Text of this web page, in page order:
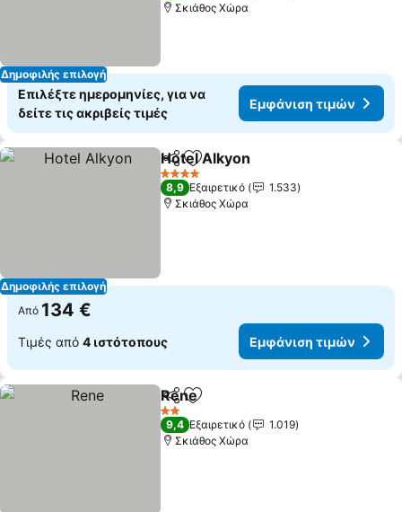
Δημοφιλής επιλογή
Σκιάθος Χώρα
Επιλέξτε ημερομηνίες, για να
δείτε τις ακριβείς τιμές
Εμφάνιση τιμών
Δημοφιλής επιλογή
Κοινοποίηση
Προσθήκη στα αγαπημένα
Hotel Alkyon
4 Αστέρια
8,9 Εξαιρετικό
1.533
Σκιάθος Χώρα
Από 134 €
Τιμές από 4 ιστότοπους Εμφάνιση τιμών
Κοινοποίηση
Προσθήκη στα αγαπημένα
Rene
2 Αστέρια
9,4 Εξαιρετικό
1.019
Σκιάθος Χώρα